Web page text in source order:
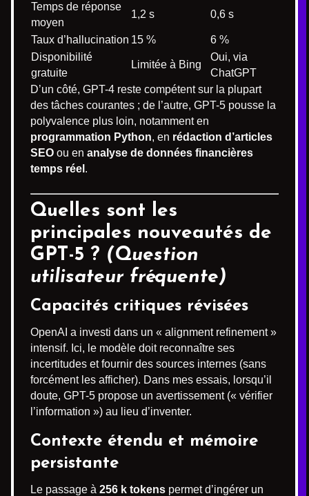
Temps de réponse
moyen
1,2 s 0,6 s
Taux d’hallucination 15 %
6 %
Disponibilité
gratuite
Limitée à Bing
Oui, via
ChatGPT
D’un côté, GPT-4 reste compétent sur la plupart
des tâches courantes ; de l’autre, GPT-5 pousse la
polyvalence plus loin, notamment en
programmation Python, en rédaction d’articles
SEO ou en analyse de données financières
temps réel .
Quelles sont les
principales nouveautés de
GPT-5 ? (Question
utilisateur fréquente)
Capacités critiques révisées
OpenAI a investi dans un « alignment refinement »
intensif. Ici, le modèle doit reconnaître ses
incertitudes et fournir des sources internes (sans
forcément les afficher). Dans mes essais, lorsqu’il
doute, GPT-5 propose un avertissement (« vérifier
l’information ») au lieu d’inventer.
Contexte étendu et mémoire
persistante
Le passage à 256 k tokens permet d’ingérer un